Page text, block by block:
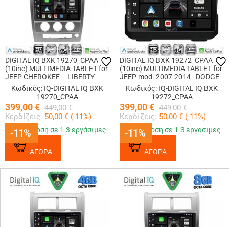
-11%
DIGITAL IQ BXK 19270_CPAA
(10inc) MULTIMEDIA TABLET for
JEEP CHEROKEE – LIBERTY
mod. 2007-2014
Κωδικός: IQ-DIGITAL IQ BXK
19270_CPAA
399,00€ 449,00 €
Κερδίζεις: 50,00 € (-11%)
-11%
Παράδοση σε 1-3 εργάσιμες
ΑΓΟΡΑ
-11%
DIGITAL IQ BXK 19272_CPAA
(10inc) MULTIMEDIA TABLET for
JEEP mod. 2007-2014 - DODGE
mod. 2007-2014
Κωδικός: IQ-DIGITAL IQ BXK
19272_CPAA
399,00€ 449,00 €
Κερδίζεις: 50,00 € (-11%)
-11%
Παράδοση σε 1-3 εργάσιμες
ΑΓΟΡΑ